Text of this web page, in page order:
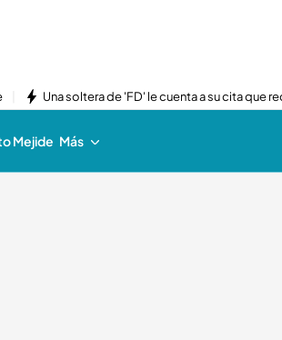
Una soltera de 'FD' le cuenta a su cita que
Mejide Más